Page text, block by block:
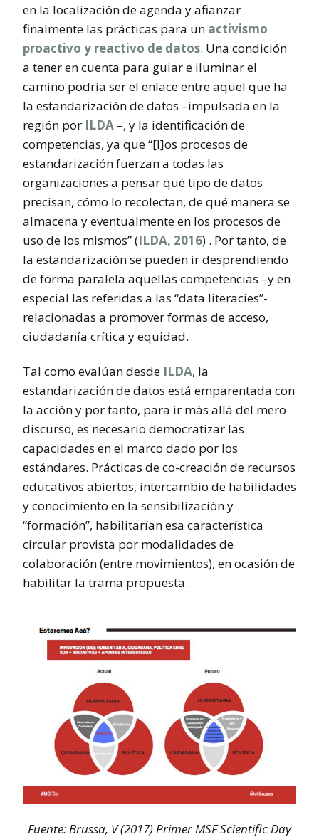
en la localización de agenda y afianzar
finalmente las prácticas para un activismo
proactivo y reactivo de datos. Una condición
a tener en cuenta para guiar e iluminar el
camino podría ser el enlace entre aquel que ha
la estandarización de datos –impulsada en la
región por ILDA –, y la identificación de
competencias, ya que “[l]os procesos de
estandarización fuerzan a todas las
organizaciones a pensar qué tipo de datos
precisan, cómo lo recolectan, de qué manera se
almacena y eventualmente en los procesos de
uso de los mismos” (ILDA, 2016) . Por tanto, de
la estandarización se pueden ir desprendiendo
de forma paralela aquellas competencias –y en
especial las referidas a las “data literacies”-
relacionadas a promover formas de acceso,
ciudadanía crítica y equidad.
Tal como evalúan desde ILDA, la
estandarización de datos está emparentada con
la acción y por tanto, para ir más allá del mero
discurso, es necesario democratizar las
capacidades en el marco dado por los
estándares. Prácticas de co-creación de recursos
educativos abiertos, intercambio de habilidades
y conocimiento en la sensibilización y
“formación”, habilitarían esa característica
circular provista por modalidades de
colaboración (entre movimientos), en ocasión de
habilitar la trama propuesta.
Fuente: Brussa, V (2017) Primer MSF Scientific Day